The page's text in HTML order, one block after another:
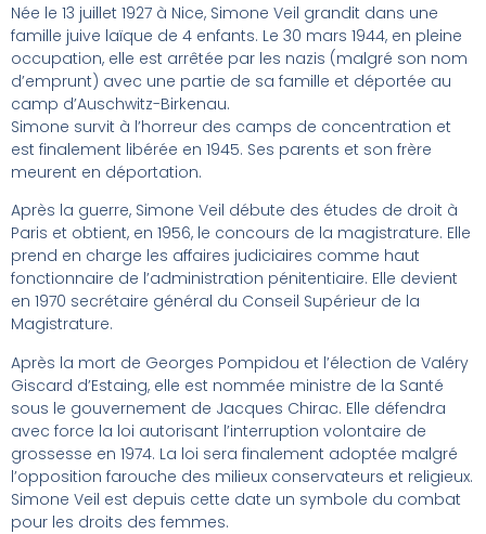
Née le 13 juillet 1927 à Nice, Simone Veil grandit dans une
famille juive laïque de 4 enfants. Le 30 mars 1944, en pleine
occupation, elle est arrêtée par les nazis (malgré son nom
d’emprunt) avec une partie de sa famille et déportée au
camp d’Auschwitz-Birkenau.
Simone survit à l’horreur des camps de concentration et
est finalement libérée en 1945. Ses parents et son frère
meurent en déportation.
Après la guerre, Simone Veil débute des études de droit à
Paris et obtient, en 1956, le concours de la magistrature. Elle
prend en charge les affaires judiciaires comme haut
fonctionnaire de l’administration pénitentiaire. Elle devient
en 1970 secrétaire général du Conseil Supérieur de la
Magistrature.
Après la mort de Georges Pompidou et l’élection de Valéry
Giscard d’Estaing, elle est nommée ministre de la Santé
sous le gouvernement de Jacques Chirac. Elle défendra
avec force la loi autorisant l’interruption volontaire de
grossesse en 1974. La loi sera finalement adoptée malgré
l’opposition farouche des milieux conservateurs et religieux.
Simone Veil est depuis cette date un symbole du combat
pour les droits des femmes.